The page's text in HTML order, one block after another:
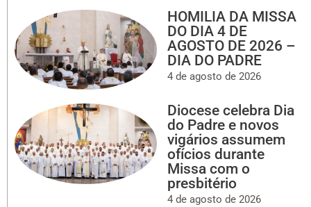
HOMILIA DA MISSA
DO DIA 4 DE
AGOSTO DE 2026 –
DIA DO PADRE
4 de agosto de 2026
Diocese celebra Dia
do Padre e novos
vigários assumem
ofícios durante
Missa com o
presbitério
4 de agosto de 2026